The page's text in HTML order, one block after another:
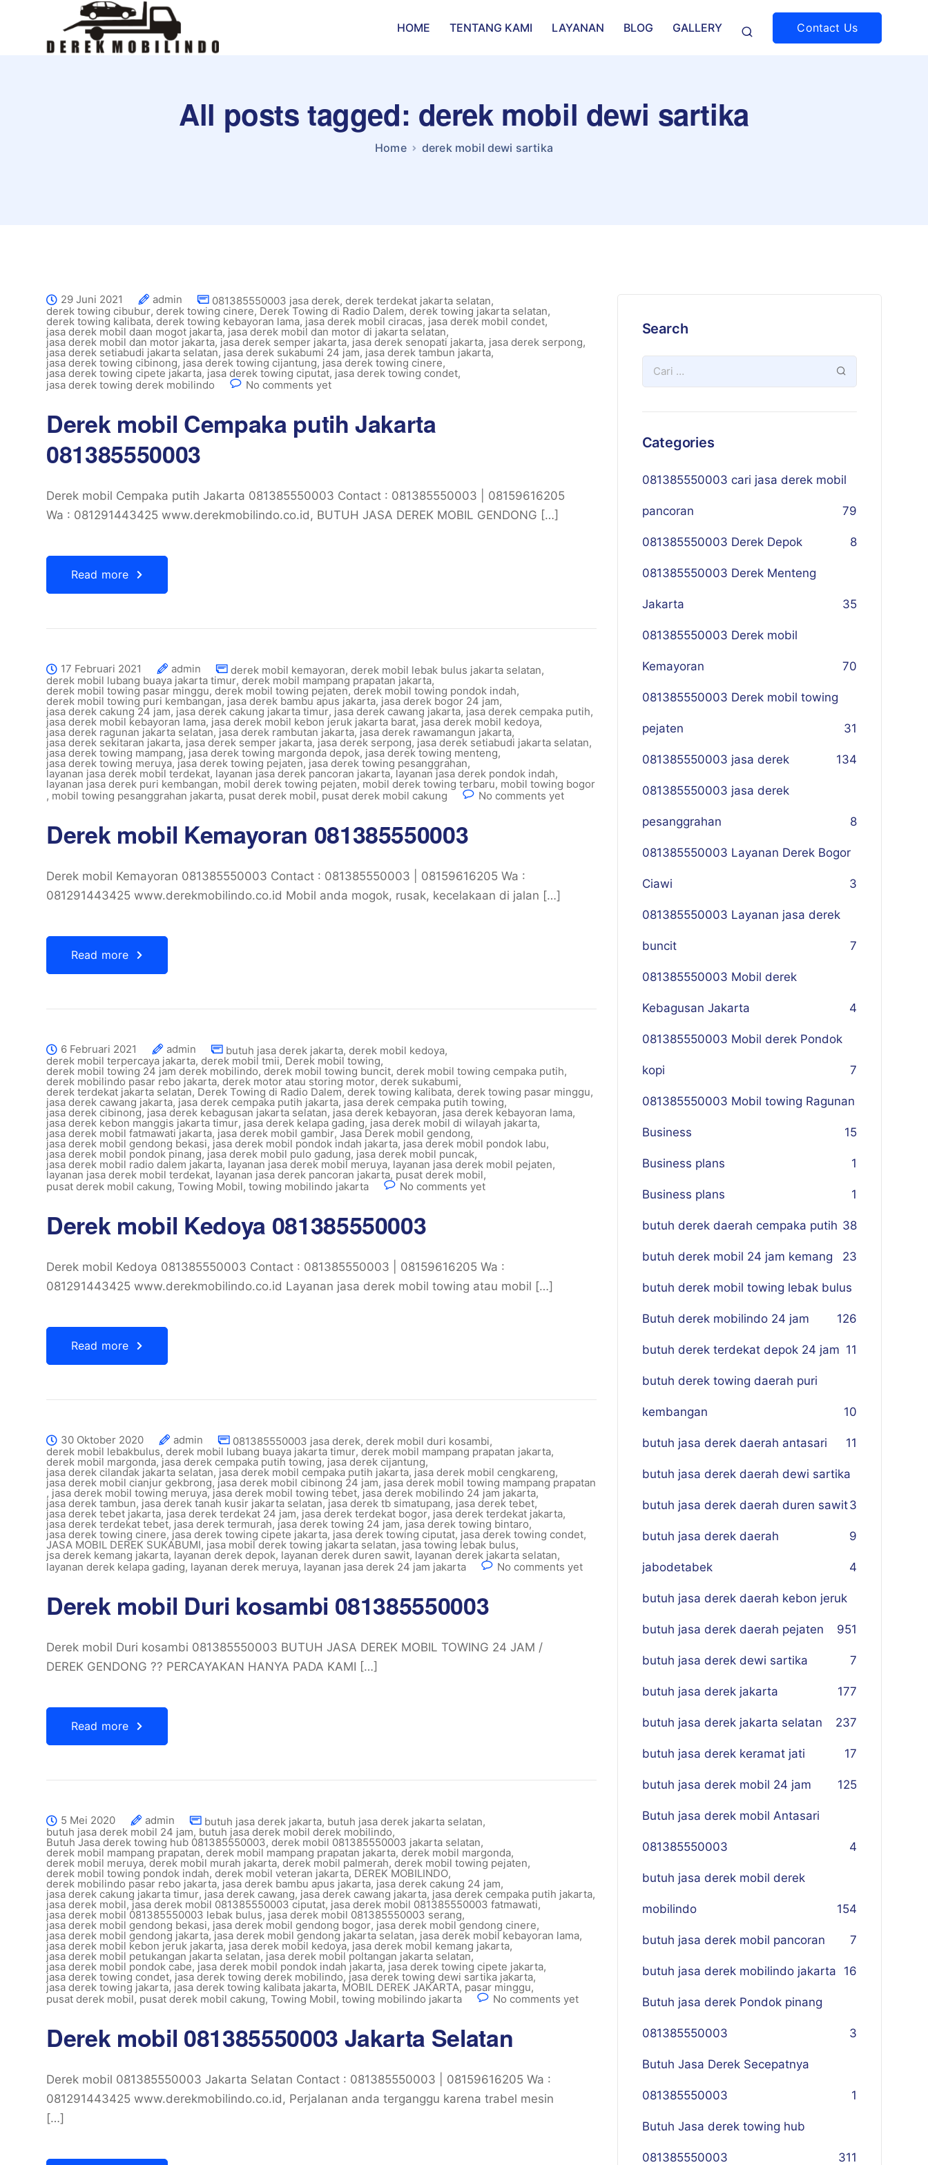
HOME TENTANG KAMI LAYANAN BLOG GALLERY Contact Us
All posts tagged: derek mobil dewi sartika
Home derek mobil dewi sartika
29 Juni 2021 admin 081385550003 jasa derek, derek terdekat jakarta selatan,
derek towing cibubur, derek towing cinere, Derek Towing di Radio Dalem, derek towing jakarta selatan,
derek towing kalibata, derek towing kebayoran lama, jasa derek mobil ciracas, jasa derek mobil condet,
jasa derek mobil daan mogot jakarta, jasa derek mobil dan motor di jakarta selatan,
jasa derek mobil dan motor jakarta, jasa derek semper jakarta, jasa derek senopati jakarta, jasa derek serpong,
jasa derek setiabudi jakarta selatan, jasa derek sukabumi 24 jam, jasa derek tambun jakarta,
jasa derek towing cibinong, jasa derek towing cijantung, jasa derek towing cinere,
jasa derek towing cipete jakarta, jasa derek towing ciputat, jasa derek towing condet,
jasa derek towing derek mobilindo
No comments yet
Derek mobil Cempaka putih Jakarta
081385550003
Derek mobil Cempaka putih Jakarta 081385550003 Contact : 081385550003 | 08159616205
Wa : 081291443425 www.derekmobilindo.co.id, BUTUH JASA DEREK MOBIL GENDONG […]
Read more
17 Februari 2021 admin derek mobil kemayoran, derek mobil lebak bulus jakarta selatan,
derek mobil lubang buaya jakarta timur, derek mobil mampang prapatan jakarta,
derek mobil towing pasar minggu, derek mobil towing pejaten, derek mobil towing pondok indah,
derek mobil towing puri kembangan, jasa derek bambu apus jakarta, jasa derek bogor 24 jam,
jasa derek cakung 24 jam, jasa derek cakung jakarta timur, jasa derek cawang jakarta, jasa derek cempaka putih,
jasa derek mobil kebayoran lama, jasa derek mobil kebon jeruk jakarta barat,jasa derek mobil kedoya,
jasa derek ragunan jakarta selatan, jasa derek rambutan jakarta, jasa derek rawamangun jakarta,
jasa derek sekitaran jakarta, jasa derek semper jakarta, jasa derek serpong, jasa derek setiabudi jakarta selatan,
jasa derek towing mampang,jasa derek towing margonda depok, jasa derek towing menteng,
jasa derek towing meruya, jasa derek towing pejaten, jasa derek towing pesanggrahan,
layanan jasa derek mobil terdekat, layanan jasa derek pancoran jakarta, layanan jasa derek pondok indah,
layanan jasa derek puri kembangan, mobil derek towing pejaten, mobil derek towing terbaru, mobil towing bogor
, mobil towing pesanggrahan jakarta, pusat derek mobil, pusat derek mobil cakung No comments yet
Derek mobil Kemayoran 081385550003
Derek mobil Kemayoran 081385550003 Contact : 081385550003 | 08159616205 Wa :
081291443425 www.derekmobilindo.co.id Mobil anda mogok, rusak, kecelakaan di jalan […]
Read more
6 Februari 2021 admin butuh jasa derek jakarta, derek mobil kedoya,
derek mobil terpercaya jakarta, derek mobil tmii, Derek mobil towing,
derek mobil towing 24 jam derek mobilindo, derek mobil towing buncit, derek mobil towing cempaka putih,
derek mobilindo pasar rebo jakarta, derek motor atau storing motor, derek sukabumi,
derek terdekat jakarta selatan, Derek Towing di Radio Dalem, derek towing kalibata, derek towing pasar minggu,
jasa derek cawang jakarta, jasa derek cempaka putih jakarta,jasa derek cempaka putih towing,
jasa derek cibinong, jasa derek kebagusan jakarta selatan, jasa derek kebayoran, jasa derek kebayoran lama,
jasa derek kebon manggis jakarta timur, jasa derek kelapa gading, jasa derek mobil di wilayah jakarta,
jasa derek mobil fatmawati jakarta, jasa derek mobil gambir, Jasa Derek mobil gendong,
jasa derek mobil gendong bekasi, jasa derek mobil pondok indah jakarta, jasa derek mobil pondok labu,
jasa derek mobil pondok pinang, jasa derek mobil pulo gadung, jasa derek mobil puncak,
jasa derek mobil radio dalem jakarta, layanan jasa derek mobil meruya, layanan jasa derek mobil pejaten,
layanan jasa derek mobil terdekat, layanan jasa derek pancoran jakarta, pusat derek mobil,
pusat derek mobil cakung, Towing Mobil, towing mobilindo jakarta No comments yet
Derek mobil Kedoya 081385550003
Derek mobil Kedoya 081385550003 Contact : 081385550003 | 08159616205 Wa :
081291443425 www.derekmobilindo.co.id Layanan jasa derek mobil towing atau mobil […]
Read more
30 Oktober 2020 admin 081385550003 jasa derek, derek mobil duri kosambi,
derek mobil lebakbulus, derek mobil lubang buaya jakarta timur, derek mobil mampang prapatan jakarta,
derek mobil margonda,jasa derek cempaka putih towing, jasa derek cijantung,
jasa derek cilandak jakarta selatan, jasa derek mobil cempaka putih jakarta, jasa derek mobil cengkareng,
jasa derek mobil cianjur gekbrong, jasa derek mobil cibinong 24 jam, jasa derek mobil towing mampang prapatan
, jasa derek mobil towing meruya,jasa derek mobil towing tebet,jasa derek mobilindo 24 jam jakarta,
jasa derek tambun, jasa derek tanah kusir jakarta selatan,jasa derek tb simatupang, jasa derek tebet,
jasa derek tebet jakarta, jasa derek terdekat 24 jam, jasa derek terdekat bogor, jasa derek terdekat jakarta,
jasa derek terdekat tebet, jasa derek termurah, jasa derek towing 24 jam, jasa derek towing bintaro,
jasa derek towing cinere, jasa derek towing cipete jakarta, jasa derek towing ciputat, jasa derek towing condet,
JASA MOBIL DEREK SUKABUMI, jasa mobil derek towing jakarta selatan, jasa towing lebak bulus,
jsa derek kemang jakarta, layanan derek depok, layanan derek duren sawit, layanan derek jakarta selatan,
layanan derek kelapa gading, layanan derek meruya, layanan jasa derek 24 jam jakarta No comments yet
Derek mobil Duri kosambi 081385550003
Derek mobil Duri kosambi 081385550003 BUTUH JASA DEREK MOBIL TOWING 24 JAM /
DEREK GENDONG ?? PERCAYAKAN HANYA PADA KAMI […]
Read more
5 Mei 2020 admin butuh jasa derek jakarta, butuh jasa derek jakarta selatan,
butuh jasa derek mobil 24 jam, butuh jasa derek mobil derek mobilindo,
Butuh Jasa derek towing hub 081385550003, derek mobil 081385550003 jakarta selatan,
derek mobil mampang prapatan, derek mobil mampang prapatan jakarta, derek mobil margonda,
derek mobil meruya, derek mobil murah jakarta, derek mobil palmerah, derek mobil towing pejaten,
derek mobil towing pondok indah, derek mobil veteran jakarta, DEREK MOBILINDO,
derek mobilindo pasar rebo jakarta, jasa derek bambu apus jakarta, jasa derek cakung 24 jam,
jasa derek cakung jakarta timur, jasa derek cawang, jasa derek cawang jakarta, jasa derek cempaka putih jakarta,
jasa derek mobil,jasa derek mobil 081385550003 ciputat, jasa derek mobil 081385550003 fatmawati,
jasa derek mobil 081385550003 lebak bulus, jasa derek mobil 081385550003 serang,
jasa derek mobil gendong bekasi, jasa derek mobil gendong bogor, jasa derek mobil gendong cinere,
jasa derek mobil gendong jakarta,jasa derek mobil gendong jakarta selatan, jasa derek mobil kebayoran lama,
jasa derek mobil kebon jeruk jakarta, jasa derek mobil kedoya, jasa derek mobil kemang jakarta,
jasa derek mobil petukangan jakarta selatan, jasa derek mobil poltangan jakarta selatan,
jasa derek mobil pondok cabe, jasa derek mobil pondok indah jakarta, jasa derek towing cipete jakarta,
jasa derek towing condet, jasa derek towing derek mobilindo, jasa derek towing dewi sartika jakarta,
jasa derek towing jakarta, jasa derek towing kalibata jakarta, MOBIL DEREK JAKARTA, pasar minggu,
pusat derek mobil, pusat derek mobil cakung, Towing Mobil, towing mobilindo jakarta No comments yet
Derek mobil 081385550003 Jakarta Selatan
Derek mobil 081385550003 Jakarta Selatan Contact : 081385550003 | 08159616205 Wa :
081291443425 www.derekmobilindo.co.id, Perjalanan anda terganggu karena trabel mesin
[…]
Search
Categories
081385550003 cari jasa derek mobil
pancoran 79
081385550003 Derek Depok 8
081385550003 Derek Menteng
Jakarta 35
081385550003 Derek mobil
Kemayoran 70
081385550003 Derek mobil towing
pejaten 31
081385550003 jasa derek 134
081385550003 jasa derek
pesanggrahan 8
081385550003 Layanan Derek Bogor
Ciawi 3
081385550003 Layanan jasa derek
buncit 7
081385550003 Mobil derek
Kebagusan Jakarta 4
081385550003 Mobil derek Pondok
kopi 7
081385550003 Mobil towing Ragunan
5
Business 1
Business plans 1
Business plans 1
butuh derek daerah cempaka putih 38
butuh derek mobil 24 jam kemang 23
butuh derek mobil towing lebak bulus
26
Butuh derek mobilindo 24 jam 1
butuh derek terdekat depok 24 jam 11
butuh derek towing daerah puri
kembangan 10
butuh jasa derek daerah antasari 11
butuh jasa derek daerah dewi sartika
3
butuh jasa derek daerah duren sawit
9
butuh jasa derek daerah
jabodetabek 4
butuh jasa derek daerah kebon jeruk
51
butuh jasa derek daerah pejaten 9
butuh jasa derek dewi sartika 7
butuh jasa derek jakarta 177
butuh jasa derek jakarta selatan 237
butuh jasa derek keramat jati 17
butuh jasa derek mobil 24 jam 125
Butuh jasa derek mobil Antasari
081385550003 4
butuh jasa derek mobil derek
mobilindo 154
butuh jasa derek mobil pancoran 7
butuh jasa derek mobilindo jakarta 16
Butuh jasa derek Pondok pinang
081385550003 3
Butuh Jasa Derek Secepatnya
081385550003 1
Butuh Jasa derek towing hub
081385550003 311